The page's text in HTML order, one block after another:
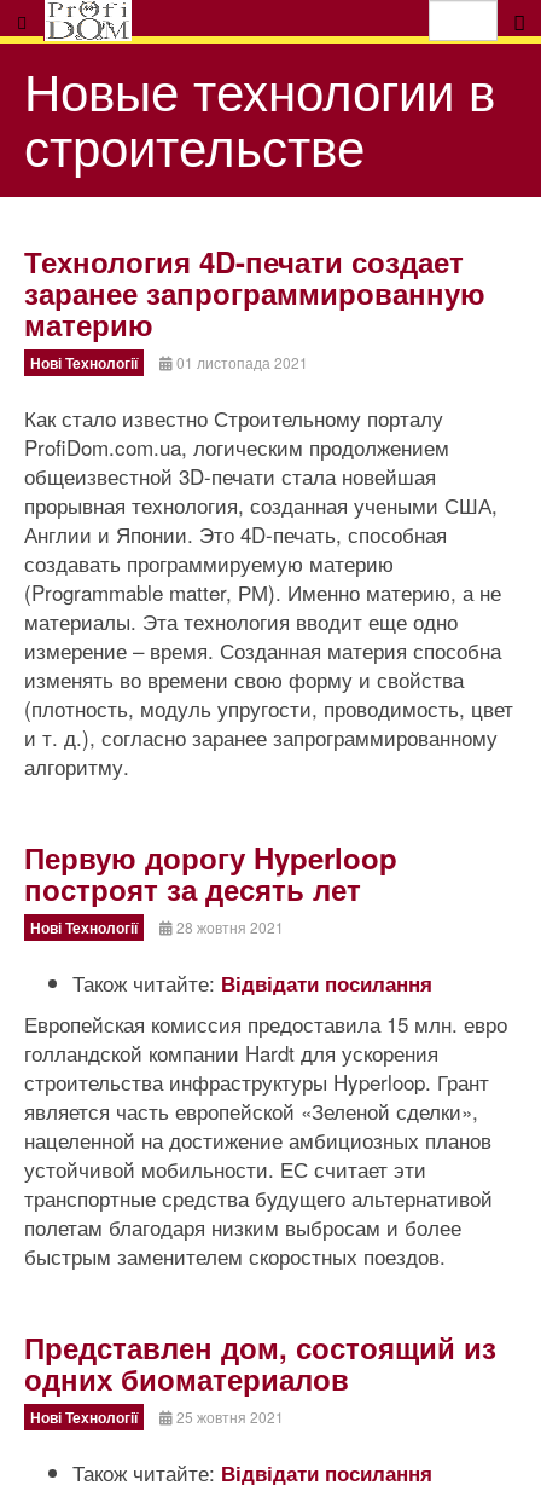
Новые технологии в
строительстве
Технология 4D-печати создает
заранее запрограммированную
материю
Нові Технології 01 листопада 2021
Как стало известно Строительному порталу
ProfiDom.com.ua, логическим продолжением
общеизвестной 3D-печати стала новейшая
прорывная технология, созданная учеными США,
Англии и Японии. Это 4D-печать, способная
создавать программируемую материю
(Programmable matter, РМ). Именно материю, а не
материалы. Эта технология вводит еще одно
измерение – время. Созданная материя способна
изменять во времени свою форму и свойства
(плотность, модуль упругости, проводимость, цвет
и т. д.), согласно заранее запрограммированному
алгоритму.
Первую дорогу Hyperloop
построят за десять лет
Нові Технології 28 жовтня 2021
Також читайте: Відвідати посилання
Европейская комиссия предоставила 15 млн. евро
голландской компании Hardt для ускорения
строительства инфраструктуры Hyperloop. Грант
является часть европейской «Зеленой сделки»,
нацеленной на достижение амбициозных планов
устойчивой мобильности. ЕС считает эти
транспортные средства будущего альтернативой
полетам благодаря низким выбросам и более
быстрым заменителем скоростных поездов.
Представлен дом, состоящий из
одних биоматериалов
Нові Технології 25 жовтня 2021
Також читайте: Відвідати посилання